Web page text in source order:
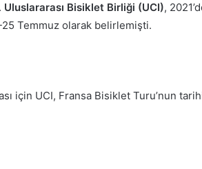
Uluslararası Bisiklet Birliği (UCI),
Temmuz olarak belirlemişti.
için UCI, Fransa Bisiklet Turu’nun